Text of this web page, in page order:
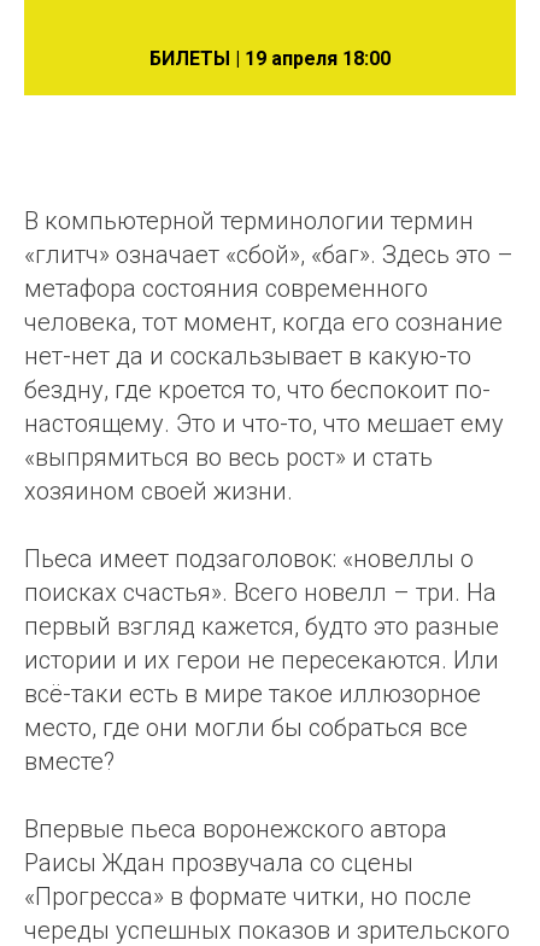
БИЛЕТЫ | 19 апреля 18:00
В компьютерной терминологии термин
«глитч» означает «сбой», «баг». Здесь это –
метафора состояния современного
человека, тот момент, когда его сознание
нет-нет да и соскальзывает в какую-то
бездну, где кроется то, что беспокоит по-
настоящему. Это и что-то, что мешает ему
«выпрямиться во весь рост» и стать
хозяином своей жизни.
Пьеса имеет подзаголовок: «новеллы о
поисках счастья». Всего новелл – три. На
первый взгляд кажется, будто это разные
истории и их герои не пересекаются. Или
всё-таки есть в мире такое иллюзорное
место, где они могли бы собраться все
вместе?
Впервые пьеса воронежского автора
Раисы Ждан прозвучала со сцены
«Прогресса» в формате читки, но после
череды успешных показов и зрительского